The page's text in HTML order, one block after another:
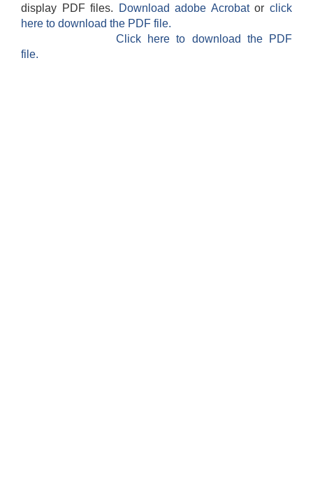
display PDF files.
Download adobe Acrobatorclick
here to download the PDF file.
Click here to download the PDF
file.